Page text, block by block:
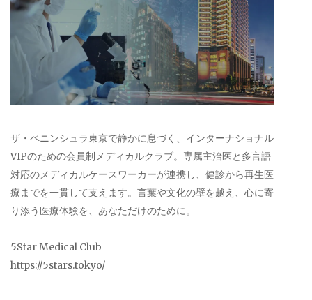
ザ・ペニンシュラ東京で静かに息づく、インターナショナル
VIPのための会員制メディカルクラブ。専属主治医と多言語
対応のメディカルケースワーカーが連携し、健診から再生医
療までを一貫して支えます。言葉や文化の壁を越え、心に寄
り添う医療体験を、あなただけのために。
5Star Medical Club
https://5stars.tokyo/